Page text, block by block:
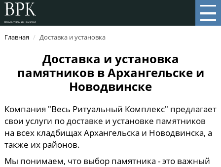
Главная / Доставка и установка
Доставка и установка
памятников в Архангельске и
Новодвинске
Компания "Весь Ритуальный Комплекс" предлагает
свои услуги по доставке и установке памятников
на всех кладбищах Архангельска и Новодвинска, а
также их районов.
Мы понимаем, что выбор памятника - это важный